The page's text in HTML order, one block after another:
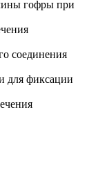
гофры при
соединения
для фиксации